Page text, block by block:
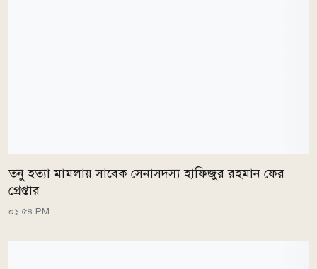
তনু হত্যা মামলায় সাবেক সেনাসদস্য হাফিজুর রহমান ফের
গ্রেপ্তার
০১:৫৪ PM